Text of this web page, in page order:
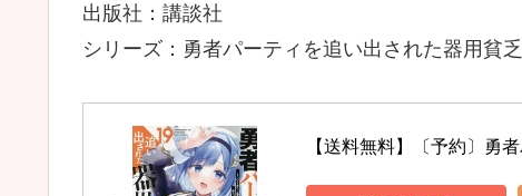
出版社：講談社
シリーズ：勇者パーティを追い出された器用貧乏
【送料無料】〔予約〕勇